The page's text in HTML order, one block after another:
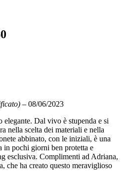
– 08/06/2023
elegante. Dal vivo è stupenda e si
nella scelta dei materiali e nella
abbinato, con le iniziali, è una
in pochi giorni ben protetta e
esclusiva. Complimenti ad Adriana,
che ha creato questo meraviglioso